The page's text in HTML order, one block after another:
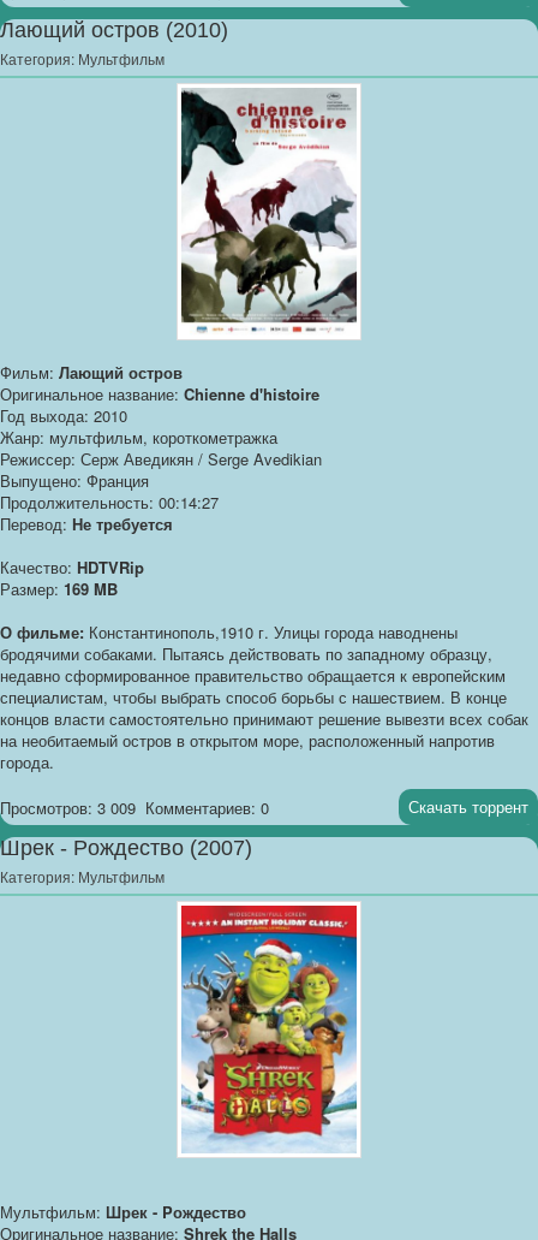
Лающий остров (2010)
Категория: Мультфильм
Фильм: Лающий остров
Оригинальное название: Chienne d'histoire
Год выхода: 2010
Жанр: мультфильм, короткометражка
Режиссер: Серж Аведикян / Serge Avedikian
Выпущено: Франция
Продолжительность: 00:14:27
Перевод: Не требуется
Качество: HDTVRip
Размер: 169 MB
О фильме: Константинополь,1910 г. Улицы города наводнены
бродячими собаками. Пытаясь действовать по западному образцу,
недавно сформированное правительство обращается к европейским
специалистам, чтобы выбрать способ борьбы с нашествием. В конце
концов власти самостоятельно принимают решение вывезти всех собак
на необитаемый остров в открытом море, расположенный напротив
города.
Просмотров: 3 009 Комментариев: 0 Скачать торрент
Шрек - Pождество (2007)
Категория: Мультфильм
Мультфильм: Шрек - Pождество
Оригинальное название: Shrek the Halls